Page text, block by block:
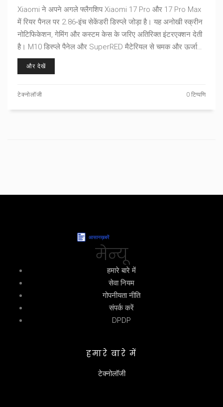
Xiaomi ने अपने अगले फ्लैगशिप Xiaomi 17 Pro और 17 Pro Max
में रियर पैनल पर 2.86‑इंच सेकेंडरी डिस्प्ले जोड़ा है। यह अनोखी स्क्रीन
नोटिफिकेशन, गेमिंग और कस्टम केस के जरिए अतिरिक्त इंटरएक्शन देती
है। M10 डिस्प्ले पैनेल और SuperRED मैटेरियल से चमक और ऊर्जा
दक्षता में सुधार हुआ है। ड्यूल‑स्क्रीन तकनीक उद्योग में नया ट्रेंड सेट
कर सकती है।
और देखें
टेक्नोलॉजी 0 टिप्पणि
मेन्यू
हमारे बारे में
सेवा नियम
गोपनीयता नीति
संपर्क करें
DPDP
हमारे बारे में
टेक्नोलॉजी